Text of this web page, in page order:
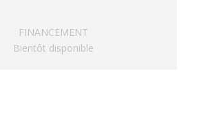
FINANCEMENT
Bientôt disponible